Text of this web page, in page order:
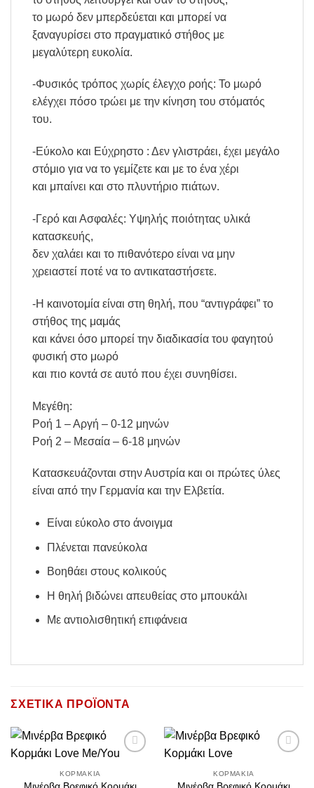
το μωρό δεν μπερδεύεται και μπορεί να
ξαναγυρίσει στο πραγματικό στήθος με
μεγαλύτερη ευκολία.
-Φυσικός τρόπος χωρίς έλεγχο ροής: Το μωρό
ελέγχει πόσο τρώει με την κίνηση του στόματός
του.
-Εύκολο και Εύχρηστο : Δεν γλιστράει, έχει μεγάλο
στόμιο για να το γεμίζετε και με το ένα χέρι
και μπαίνει και στο πλυντήριο πιάτων.
-Γερό και Ασφαλές: Υψηλής ποιότητας υλικά
κατασκευής,
δεν χαλάει και το πιθανότερο είναι να μην
χρειαστεί ποτέ να το αντικαταστήσετε.
-Η καινοτομία είναι στη θηλή, που “αντιγράφει” το
στήθος της μαμάς
και κάνει όσο μπορεί την διαδικασία του φαγητού
φυσική στο μωρό
και πιο κοντά σε αυτό που έχει συνηθίσει.
Μεγέθη:
Ροή 1 – Αργή – 0-12 μηνών
Ροή 2 – Μεσαία – 6-18 μηνών
Κατασκευάζονται στην Αυστρία και οι πρώτες ύλες
είναι από την Γερμανία και την Ελβετία.
Είναι εύκολο στο άνοιγμα
Πλένεται πανεύκολα
Βοηθάει στους κολικούς
Η θηλή βιδώνει απευθείας στο μπουκάλι
Με αντιολισθητική επιφάνεια
ΣΧΕΤΙΚΆ ΠΡΟΪΌΝΤΑ
ΚΟΡΜΆΚΙΑ ΚΟΡΜΆΚΙΑ